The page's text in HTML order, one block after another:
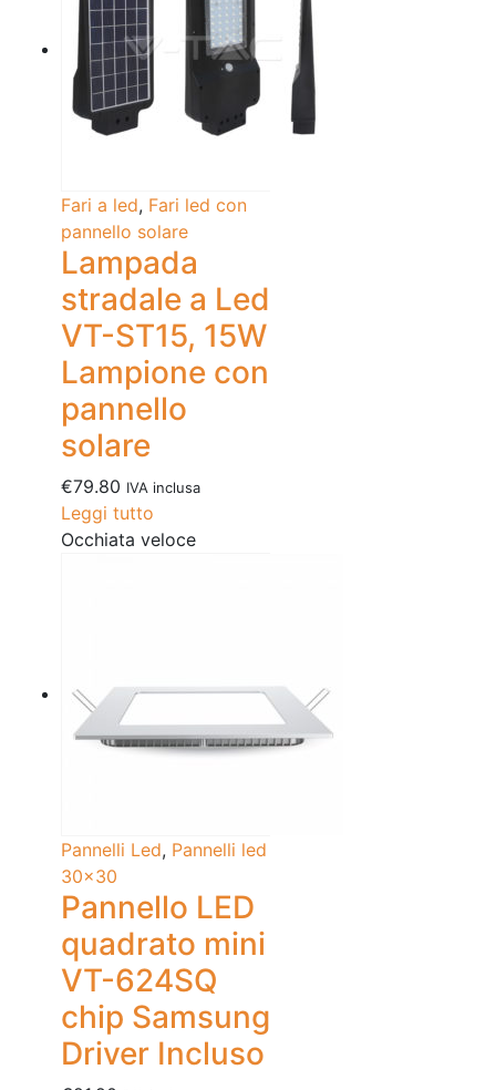
Fari a led, Fari led con
pannello solare
Lampada
stradale a Led
VT-ST15, 15W
Lampione con
pannello
solare
€79.80 IVA inclusa
Leggi tutto
Occhiata veloce
Pannelli Led, Pannelli led
30x30
Pannello LED
quadrato mini
VT-624SQ
chip Samsung
Driver Incluso